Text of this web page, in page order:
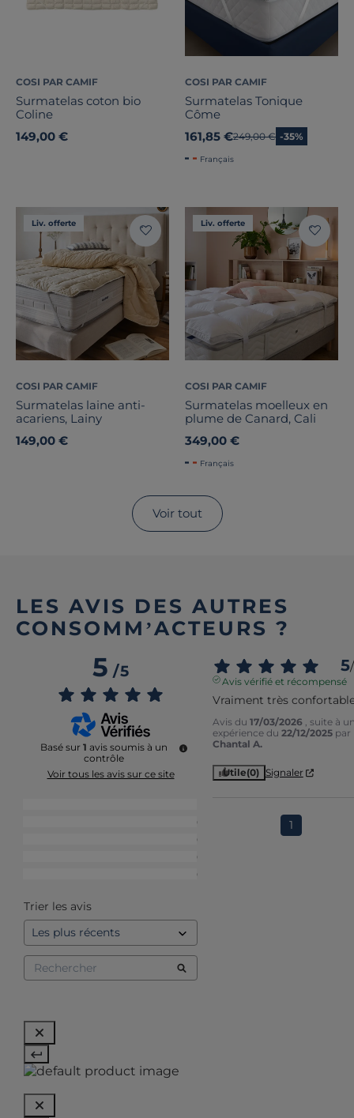
COSI PAR CAMIF
Surmatelas coton bio
Coline
149,00 €
COSI PAR CAMIF
Surmatelas Tonique
Côme
161,85 €Ancien prix
249,00 € -35%
Français
Liv. offerte
COSI PAR CAMIF
Surmatelas laine anti-
acariens, Lainy
149,00 €
Liv. offerte
COSI PAR CAMIF
Surmatelas moelleux en
plume de Canard, Cali
349,00 €
Français
Voir tout
LES AVIS DES AUTRES
CONSOMM’ACTEURS ?
5/5
Basé sur 1 avis soumis à un
contrôle
Voir tous les avis sur ce site
0
0
0
0
Trier les avis
5/
Avis vérifié et récompensé
Vraiment très
Avis du 17/03/2026 , suite à
expérience du 22/12/2025 par
Chantal A.
Utile(0) Signaler
1